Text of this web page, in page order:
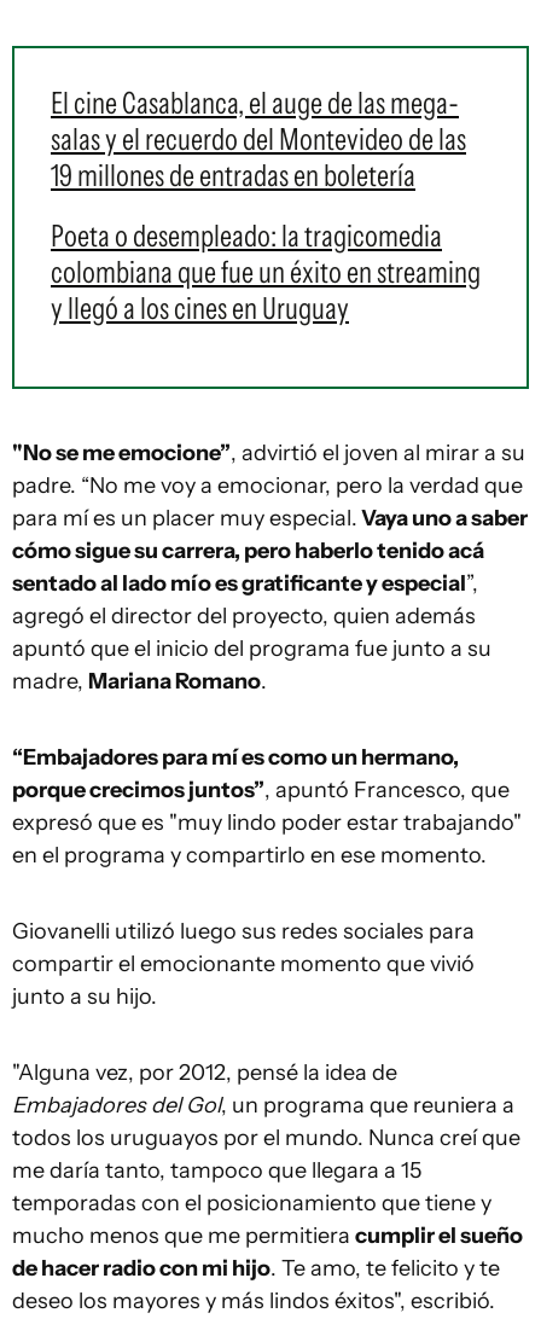
El cine Casablanca, el auge de las mega-
salas y el recuerdo del Montevideo de las
19 millones de entradas en boletería
Poeta o desempleado: la tragicomedia
colombiana que fue un éxito en streaming
y llegó a los cines en Uruguay
"No se me emocione”, advirtió el joven al mirar a su
padre. “No me voy a emocionar, pero la verdad que
para mí es un placer muy especial.Vaya uno a saber
cómo sigue su carrera, pero haberlo tenido acá
sentado al lado mío es gratificante y especial”,
agregó el director del proyecto, quien además
apuntó que el inicio del programa fue junto a su
madre, Mariana Romano.
“Embajadores para mí es como un hermano,
porque crecimos juntos”, apuntó Francesco, que
expresó que es "muy lindo poder estar trabajando"
en el programa y compartirlo en ese momento.
Giovanelli utilizó luego sus redes sociales para
compartir el emocionante momento que vivió
junto a su hijo.
"Alguna vez, por 2012, pensé la idea de
Embajadores del Gol, un programa que reuniera a
todos los uruguayos por el mundo. Nunca creí que
me daría tanto, tampoco que llegara a 15
temporadas con el posicionamiento que tiene y
mucho menos que me permitiera cumplir el sueño
de hacer radio con mi hijo. Te amo, te felicito y te
deseo los mayores y más lindos éxitos", escribió.